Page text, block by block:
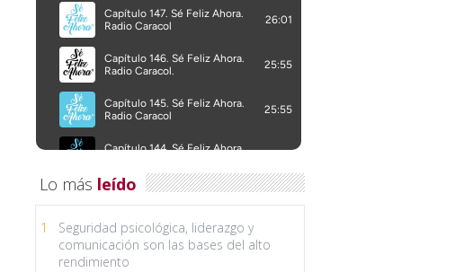
Lo más leído
1
Seguridad psicológica, liderazgo y
comunicación son las bases del alto
rendimiento